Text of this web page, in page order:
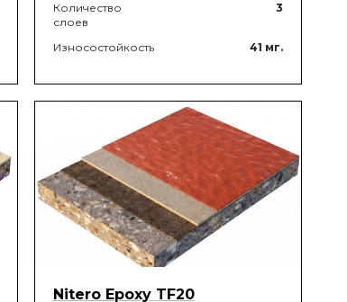
Количество
слоев
3
Износостойкость 41 мг.
Nitero Epoxy TF20